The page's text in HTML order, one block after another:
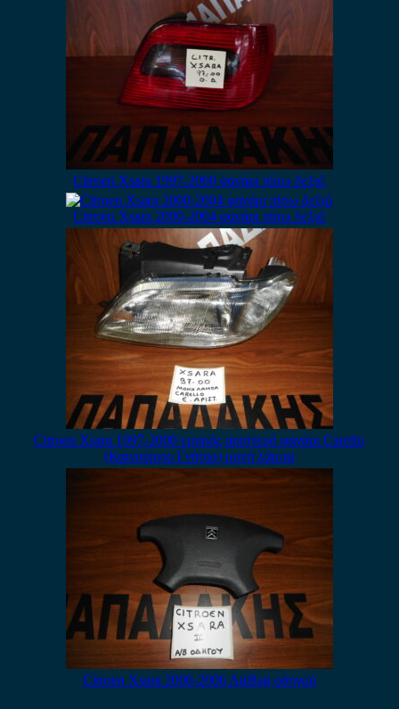
Citroen Xsara 1997-2000 φανάρι πίσω δεξιό
Citroen Xsara 2000-2004 φανάρι πίσω δεξιό
Citroen Xsara 1997-2000 εμπρός αριστερό φανάρι Carello
(Καινούργιο Γνήσιο) μονή λάμπα
Citroen Xsara 2000-2006 AirBag οδηγού